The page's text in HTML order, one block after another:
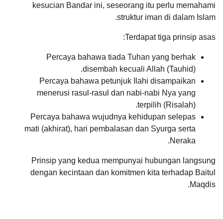
kesucian Bandar ini, seseorang itu perlu memahami
struktur iman di dalam Islam.
Terdapat tiga prinsip asas:
Percaya bahawa tiada Tuhan yang berhak
disembah kecuali Allah (Tauhid).
Percaya bahawa petunjuk Ilahi disampaikan
menerusi rasul-rasul dan nabi-nabi Nya yang
terpilih (Risalah).
Percaya bahawa wujudnya kehidupan selepas
mati (akhirat), hari pembalasan dan Syurga serta
Neraka.
Prinsip yang kedua mempunyai hubungan langsung
dengan kecintaan dan komitmen kita terhadap Baitul
Maqdis.